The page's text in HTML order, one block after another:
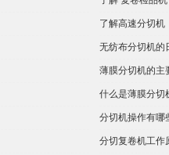
了解高速分切机
无纺布分切机的
薄膜分切机的主
什么是薄膜分切
分切机操作有哪
分切复卷机工作